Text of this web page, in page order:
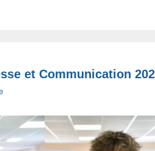
et Communication